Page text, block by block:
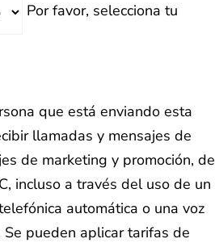
Por favor, selecciona tu
que está enviando esta
llamadas y mensajes de
de marketing y promoción, de
incluso a través del uso de un
automática o una voz
pueden aplicar tarifas de